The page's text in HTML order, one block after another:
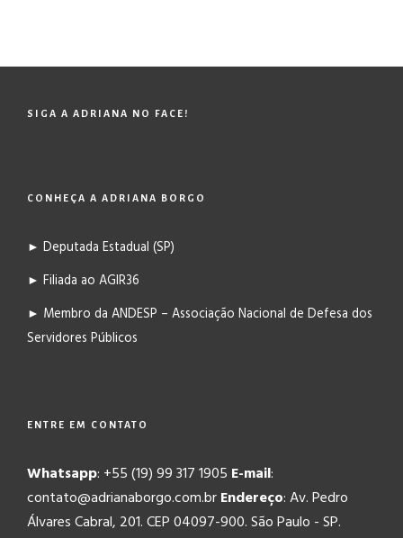
SIGA A ADRIANA NO FACE!
CONHEÇA A ADRIANA BORGO
► Deputada Estadual (SP)
► Filiada ao AGIR36
► Membro da ANDESP – Associação Nacional de Defesa dos
Servidores Públicos
ENTRE EM CONTATO
Whatsapp: +55 (19) 99 317 1905 E-mail:
contato@adrianaborgo.com.brEndereço: Av. Pedro
Álvares Cabral, 201. CEP 04097-900. São Paulo - SP.